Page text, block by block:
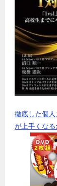
徹底した個人
が上手くな